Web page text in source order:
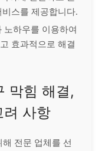
스를 제공합니다.
노하우를 이용하여
효과적으로 해결
막힘 해결,
려 사항
전문 업체를 선